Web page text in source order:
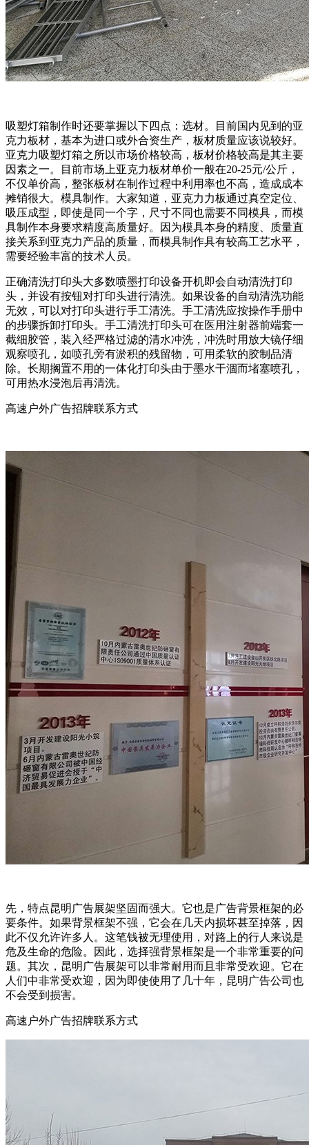
吸塑灯箱制作时还要掌握以下四点：选材。目前国内见到的亚
克力板材，基本为进口或外合资生产，板材质量应该说较好。
亚克力吸塑灯箱之所以市场价格较高，板材价格较高是其主要
因素之一。目前市场上亚克力板材单价一般在20-25元/公斤，
不仅单价高，整张板材在制作过程中利用率也不高，造成成本
摊销很大。模具制作。大家知道，亚克力力板通过真空定位、
吸压成型，即使是同一个字，尺寸不同也需要不同模具，而模
具制作本身要求精度高质量好。因为模具本身的精度、质量直
接关系到亚克力产品的质量，而模具制作具有较高工艺水平，
需要经验丰富的技术人员。
正确清洗打印头大多数喷墨打印设备开机即会自动清洗打印
头，并设有按钮对打印头进行清洗。如果设备的自动清洗功能
无效，可以对打印头进行手工清洗。手工清洗应按操作手册中
的步骤拆卸打印头。手工清洗打印头可在医用注射器前端套一
截细胶管，装入经严格过滤的清水冲洗，冲洗时用放大镜仔细
观察喷孔，如喷孔旁有淤积的残留物，可用柔软的胶制品清
除。长期搁置不用的一体化打印头由于墨水干涸而堵塞喷孔，
可用热水浸泡后再清洗。
高速户外广告招牌联系方式
先，特点昆明广告展架坚固而强大。它也是广告背景框架的必
要条件。如果背景框架不强，它会在几天内损坏甚至掉落，因
此不仅允许许多人。这笔钱被无理使用，对路上的行人来说是
危及生命的危险。因此，选择强背景框架是一个非常重要的问
题。其次，昆明广告展架可以非常耐用而且非常受欢迎。它在
人们中非常受欢迎，因为即使使用了几十年，昆明广告公司也
不会受到损害。
高速户外广告招牌联系方式